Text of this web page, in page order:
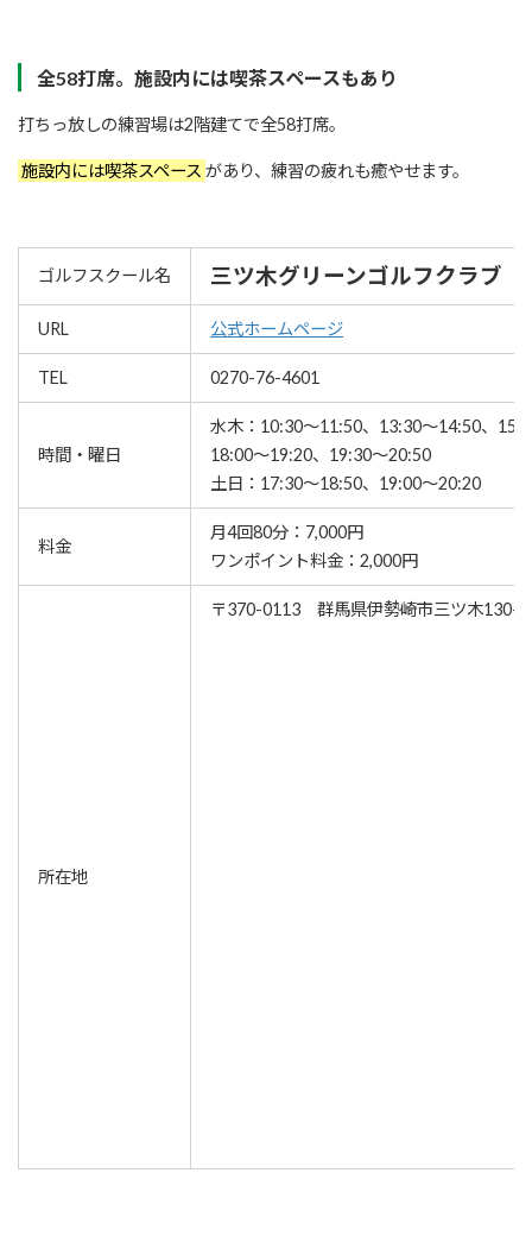
全58打席。施設内には喫茶スペースもあり
打ちっ放しの練習場は2階建てで全58打席。
施設内には喫茶スペース があり、練習の疲れも癒やせます。
ゴルフスクール名 三ツ木グリーンゴルフクラブ
URL 公式ホームページ
TEL 0270-76-4601
時間・曜日
水木：10:30～11:50、13:30～14:50、
18:00～19:20、19:30～20:50
土日：17:30～18:50、19:00～20:20
料金
月4回80分：7,000円
ワンポイント料金：2,000円
所在地
〒370-0113 群馬県伊勢崎市三ツ木130-1